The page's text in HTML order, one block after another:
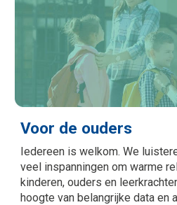
Voor de ouders
Iedereen is welkom. We
veel inspanningen om warme
kinderen, ouders en
hoogte van belangrijke data en